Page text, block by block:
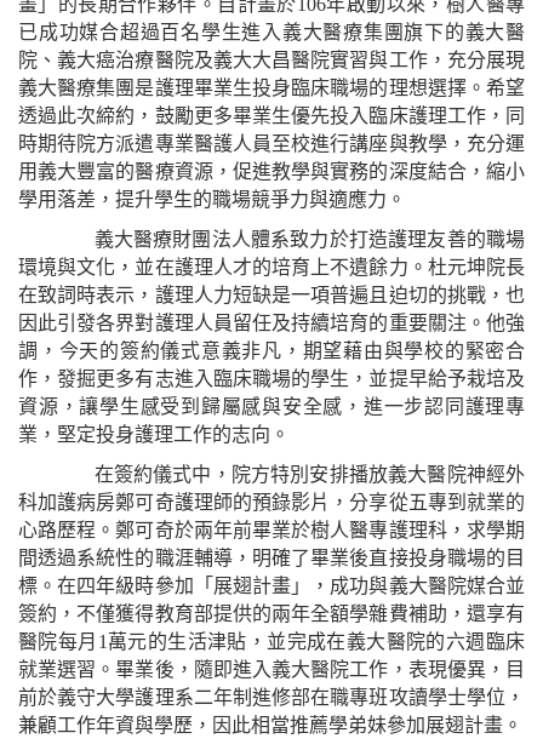
已成功媒合超過百名學生進入義大醫療集團旗下的義大醫
院、義大癌治療醫院及義大大昌醫院實習與工作，充分展現
義大醫療集團是護理畢業生投身臨床職場的理想選擇。希望
透過此次締約，鼓勵更多畢業生優先投入臨床護理工作，同
時期待院方派遣專業醫護人員至校進行講座與教學，充分運
用義大豐富的醫療資源，促進教學與實務的深度結合，縮小
學用落差，提升學生的職場競爭力與適應力。
義大醫療財團法人體系致力於打造護理友善的職場
環境與文化，並在護理人才的培育上不遺餘力。杜元坤院長
在致詞時表示，護理人力短缺是一項普遍且迫切的挑戰，也
因此引發各界對護理人員留任及持續培育的重要關注。他強
調，今天的簽約儀式意義非凡，期望藉由與學校的緊密合
作，發掘更多有志進入臨床職場的學生，並提早給予栽培及
資源，讓學生感受到歸屬感與安全感，進一步認同護理專
業，堅定投身護理工作的志向。
在簽約儀式中，院方特別安排播放義大醫院神經外
科加護病房鄭可奇護理師的預錄影片，分享從五專到就業的
心路歷程。鄭可奇於兩年前畢業於樹人醫專護理科，求學期
間透過系統性的職涯輔導，明確了畢業後直接投身職場的目
標。在四年級時參加「展翅計畫」，成功與義大醫院媒合並
簽約，不僅獲得教育部提供的兩年全額學雜費補助，還享有
醫院每月1萬元的生活津貼，並完成在義大醫院的六週臨床
就業選習。畢業後，隨即進入義大醫院工作，表現優異，目
前於義守大學護理系二年制進修部在職專班攻讀學士學位，
兼顧工作年資與學歷，因此相當推薦學弟妹參加展翅計畫。